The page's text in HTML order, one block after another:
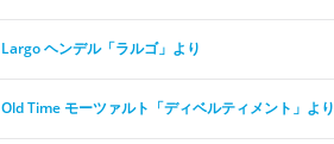
Largo ヘンデル「ラルゴ」より
Old Time モーツァルト「ディベルティメント」より